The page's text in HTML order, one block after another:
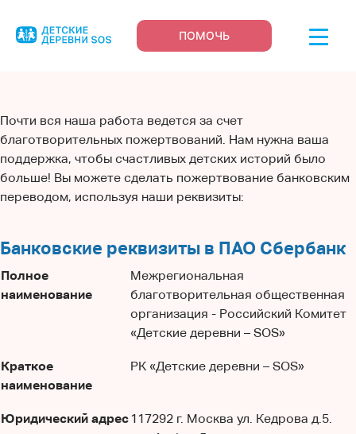
ПОМОЧЬ
Почти вся наша работа ведется за счет
благотворительных пожертвований. Нам нужна ваша
поддержка, чтобы счастливых детских историй было
больше! Вы можете сделать пожертвование банковским
переводом, используя наши реквизиты:
Банковские реквизиты в ПАО Сбербанк
Полное
наименование
Межрегиональная
благотворительная общественная
организация - Российский Комитет
«Детские деревни – SOS»
Краткое
наименование
РК «Детские деревни – SOS»
Юридический адрес117292 г. Москва ул. Кедрова д.5.